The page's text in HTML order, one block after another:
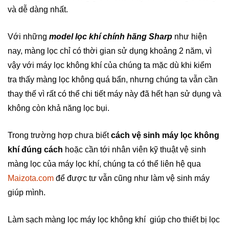
và dễ dàng nhất.
Với những model lọc khí chính hãng Sharp như hiện
nay, màng lọc chỉ có thời gian sử dụng khoảng 2 năm, vì
vậy với máy lọc không khí của chúng ta mặc dù khi kiểm
tra thấy màng lọc không quá bẩn, nhưng chúng ta vẫn cần
thay thế vì rất có thể chi tiết máy này đã hết hạn sử dụng và
không còn khả năng lọc bụi.
Trong trường hợp chưa biếtcách vệ sinh máy lọc không
khí đúng cách hoặc cần tới nhân viên kỹ thuật vệ sinh
màng lọc của máy lọc khí, chúng ta có thể liên hệ qua
Maizota.com để được tư vẫn cũng như làm vệ sinh máy
giúp mình.
Làm sạch màng lọc máy lọc không khí giúp cho thiết bị lọc